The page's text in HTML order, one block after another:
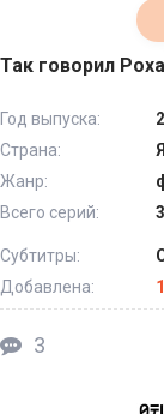
Так говорил
Год выпуска:
Страна:
Жанр:
Всего серий:
Субтитры:
Добавлена:
3